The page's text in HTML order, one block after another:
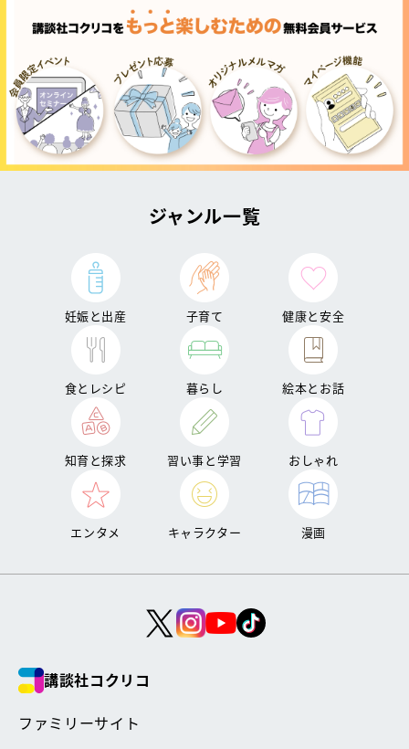
ジャンル一覧
妊娠と出産 子育て 健康と安全
食とレシピ 暮らし 絵本とお話
知育と探求 習い事と学習 おしゃれ
エンタメ キャラクター 漫画
講談社コクリコ
ファミリーサイト